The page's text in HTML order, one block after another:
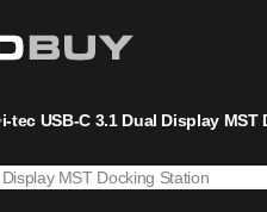
i-tec USB-C 3.1 Dual Display